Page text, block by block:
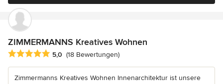
ZIMMERMANNS Kreatives Wohnen
Durchschnittliche Bewertung: 5 von 5 Sternen
5,0 (18 Bewertungen)
Zimmermanns Kreatives Wohnen Innenarchitektur ist unsere